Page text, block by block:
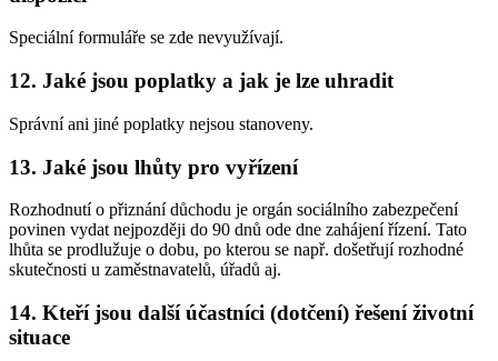
Speciální formuláře se zde nevyužívají.
12. Jaké jsou poplatky a jak je lze uhradit
Správní ani jiné poplatky nejsou stanoveny.
13. Jaké jsou lhůty pro vyřízení
Rozhodnutí o přiznání důchodu je orgán sociálního zabezpečení
povinen vydat nejpozději do 90 dnů ode dne zahájení řízení. Tato
lhůta se prodlužuje o dobu, po kterou se např. došetřují rozhodné
skutečnosti u zaměstnavatelů, úřadů aj.
14. Kteří jsou další účastníci (dotčení) řešení životní
situace